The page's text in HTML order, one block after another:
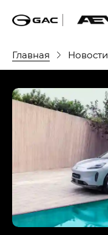
Главная Новости